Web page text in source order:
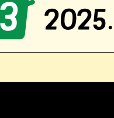
2025.